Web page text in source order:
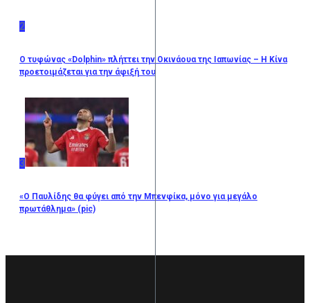
2
Ο τυφώνας «Dolphin» πλήττει την Οκινάουα της Ιαπωνίας – Η Κίνα
προετοιμάζεται για την άφιξή του
3
«Ο Παυλίδης θα φύγει από την Μπενφίκα, μόνο για μεγάλο
πρωτάθλημα» (pic)